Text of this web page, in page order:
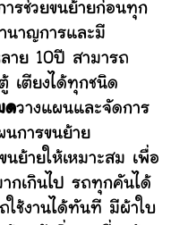
รช่วยขนย้ายก่อนทุก
นาญการและมี
าย 10ปี สามารถ
เตียงได้ทุกชนิด
ดวางแผนและจัดการ
นการขนย้าย
นย้ายให้เหมาะสม เพื่อ
ากเกินไป รถทุกคันได้
ใช้งานได้ทันที มีผ้าใบ